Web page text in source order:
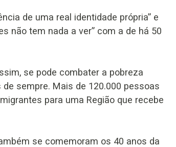
de uma real identidade própria” e
não tem nada a ver” com a de há 50
se pode combater a pobreza
sempre. Mais de 120.000 pessoas
para uma Região que recebe
se comemoram os 40 anos da